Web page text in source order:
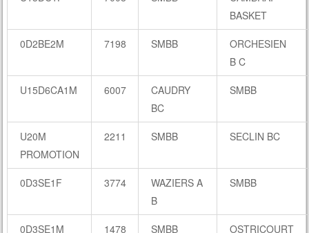
BASKET
0D2BE2M 7198 SMBB
ORCHESIEN
B C
U15D6CA1M 6007
CAUDRY
BC
SMBB
U20M
PROMOTION
2211 SMBB SECLIN BC
0D3SE1F 3774
WAZIERS A
B
SMBB
0D3SE1M 1478 SMBB
OSTRICOURT